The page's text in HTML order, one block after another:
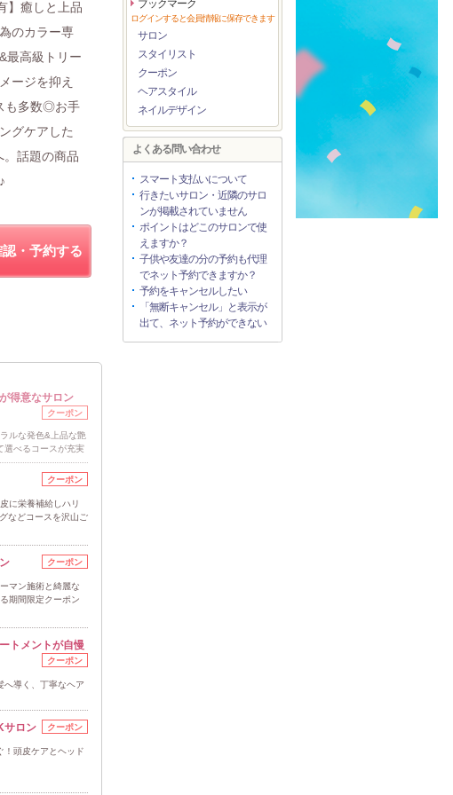
】癒しと上品
のカラー専
最高級トリー
ージを抑え
も多数◎お手
グケアした
話題の商品
・予約する
得意なサロン
クーポン
ルな発色&上品な艶
べるコースが充実
クーポン
に栄養補給しハリ
などコースを沢山ご
クーポン
マン施術と綺麗な
期間限定クーポン
トメントが自慢
クーポン
へ導く、丁寧なヘア
サロン クーポン
！頭皮ケアとヘッド
ブックマーク
ログインすると会員情報に保存できます
サロン
スタイリスト
クーポン
ヘアスタイル
ネイルデザイン
よくある問い合わせ
スマート支払いについて
行きたいサロン・近隣のサロ
ンが掲載されていません
ポイントはどこのサロンで使
えますか？
子供や友達の分の予約も代理
でネット予約できますか？
予約をキャンセルしたい
「無断キャンセル」と表示が
出て、ネット予約ができない